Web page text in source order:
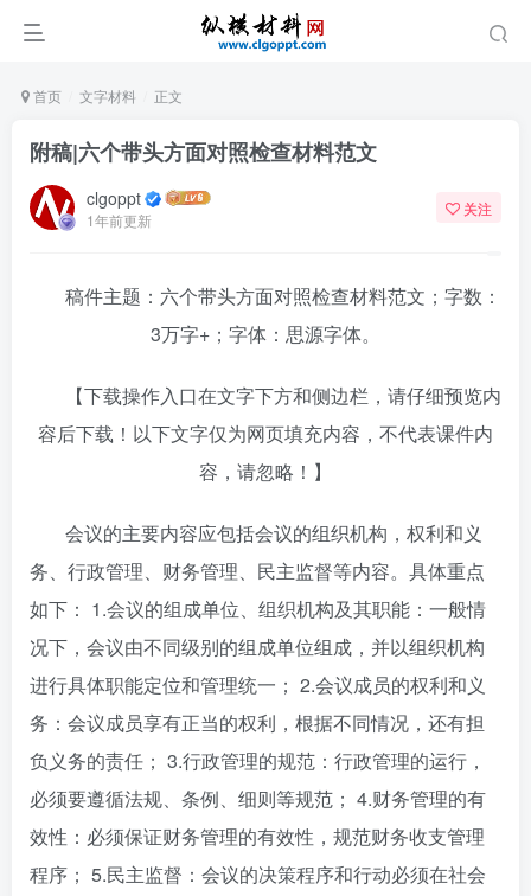
首页 文字材料 正文
附稿|六个带头方面对照检查材料范文
clgoppt
1年前更新
关注
稿件主题：六个带头方面对照检查材料范文；字数：
3万字+；字体：思源字体。
【下载操作入口在文字下方和侧边栏，请仔细预览内
容后下载！以下文字仅为网页填充内容，不代表课件内
容，请忽略！】
会议的主要内容应包括会议的组织机构，权利和义
务、行政管理、财务管理、民主监督等内容。具体重点
如下： 1.会议的组成单位、组织机构及其职能：一般情
况下，会议由不同级别的组成单位组成，并以组织机构
进行具体职能定位和管理统一； 2.会议成员的权利和义
务：会议成员享有正当的权利，根据不同情况，还有担
负义务的责任； 3.行政管理的规范：行政管理的运行，
必须要遵循法规、条例、细则等规范； 4.财务管理的有
效性：必须保证财务管理的有效性，规范财务收支管理
程序； 5.民主监督：会议的决策程序和行动必须在社会